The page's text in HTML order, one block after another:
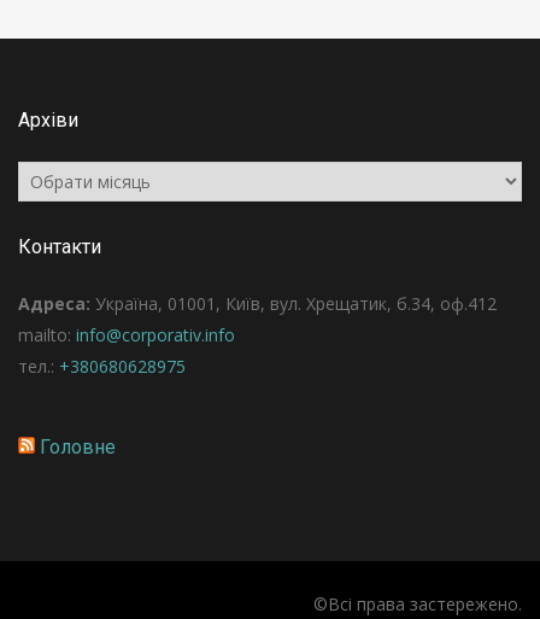
Архіви
Архіви
Контакти
Адреса: Україна, 01001, Київ, вул. Хрещатик, б.34, оф.412
mailto: info@corporativ.info
тел.: +380680628975
Головне
©Всі права застережено.